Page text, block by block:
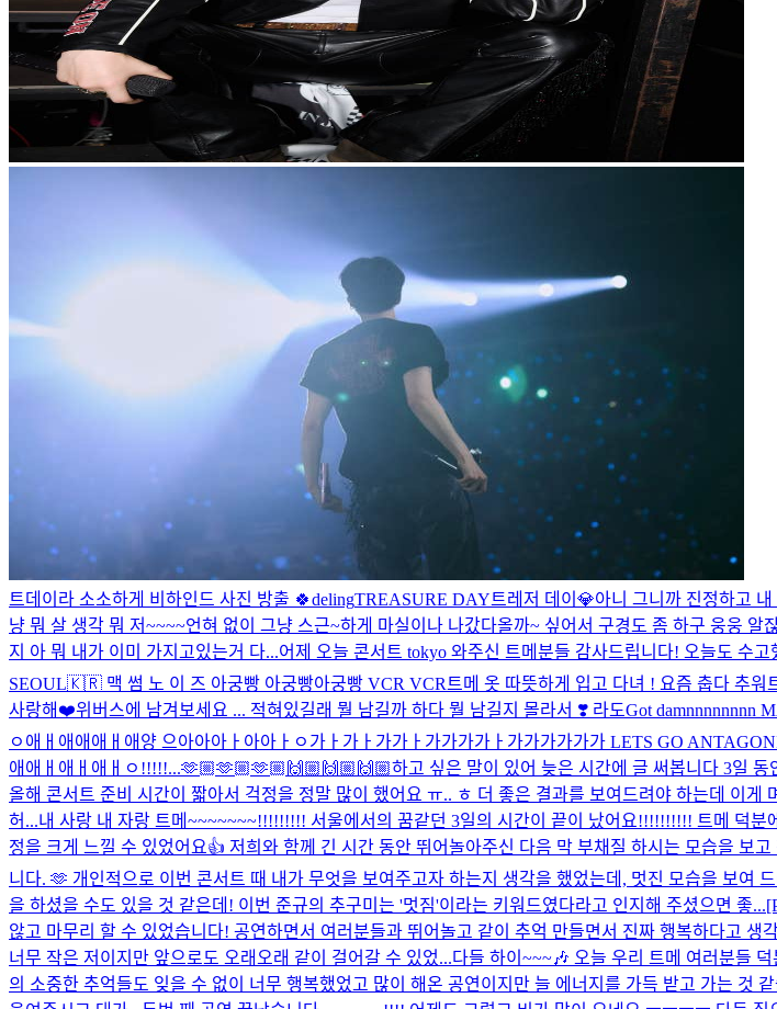
트데이라 소소하게 비하인드 사진 방출 🍀delingTREASURE DAY트레저 데이💎아니 그니까 진정하고
냥 뭐 살 생각 뭐 저~~~~언혀 없이 그냥 스근~하게 마실이나 나갔다올까~ 싶어서 구경도 좀 하구 웅웅
지 아 뭐 내가 이미 가지고있는거 다...어제 오늘 콘서트 tokyo 와주신 트메분들 감사드립니다! 오늘도 수고
SEOUL🇰🇷 맥 썸 노 이 즈 아궁빵 아궁빵아궁빵 VCR VCR 트메 옷 따뜻하게 입고 다녀 ! 요즘 춥다 추워
사랑해❤️위버스에 남겨보세요 ... 적혀있길래 뭘 남길까 하다 뭘 남길지 몰라서 ❣️ 라도Got damnnnnnnnn
ㅇ애ㅐ애애애ㅐ애양 으아아아ㅏ아아ㅏㅇ가ㅏ가ㅏ가가ㅏ가가가가ㅏ가가가가가가 LETS GO
애애ㅐ애ㅐ애ㅐㅇ!!!!!...🫶🏼🫶🏼🫶🏼🙌🏼🙌🏼🙌🏼하고 싶은 말이 있어 늦은 시간에 글 써봅니다 3일
올해 콘서트 준비 시간이 짧아서 걱정을 정말 많이 했어요 ㅠ.. ㅎ 더 좋은 결과를 보여드려야 하는데 이
허...내 사랑 내 자랑 트메~~~~~~~!!!!!!!!! 서울에서의 꿈같던 3일의 시간이 끝이 났어요!!!!!!!!!! 트메 덕
정을 크게 느낄 수 있었어요👍 저희와 함께 긴 시간 동안 뛰어놀아주신 다음 막 부채질 하시는 모습을 보
니다. 🫶 개인적으로 이번 콘서트 때 내가 무엇을 보여주고자 하는지 생각을 했었는데, 멋진 모습을 보여
을 하셨을 수도 있을 것 같은데! 이번 준규의 추구미는 '멋짐'이라는 키워드였다라고 인지해 주셨으면 좋...
않고 마무리 할 수 있었습니다! 공연하면서 여러분들과 뛰어놀고 같이 추억 만들면서 진짜 행복하다고
너무 작은 저이지만 앞으로도 오래오래 같이 걸어갈 수 있었...다들 하이~~~🎶 오늘 우리 트메 여러분들
의 소중한 추억들도 잊을 수 없이 너무 행복했었고 많이 해온 공연이지만 늘 에너지를 가득 받고 가는 것